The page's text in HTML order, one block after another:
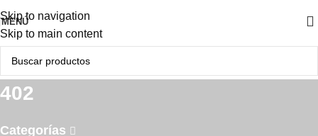
Skip to navigation
Skip to main content
MENÚ
402
Categorías